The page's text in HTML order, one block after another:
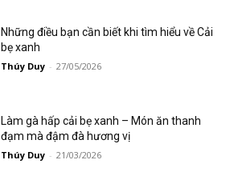
Những điều bạn cần biết khi tìm hiểu về Cải
bẹ xanh
Thúy Duy - 27/05/2026
Làm gà hấp cải bẹ xanh – Món ăn thanh
đạm mà đậm đà hương vị
Thúy Duy - 21/03/2026